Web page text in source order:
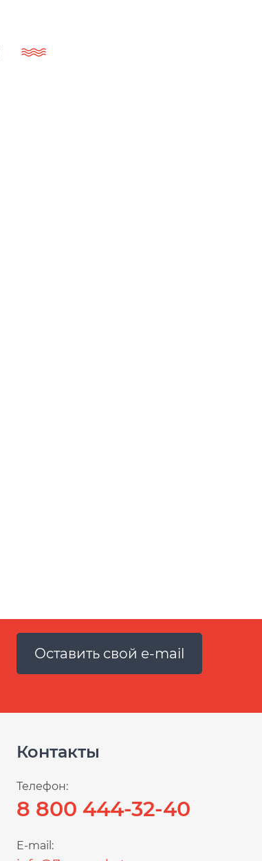
Оставить свой e-mail
Контакты
Телефон:
8 800 444-32-40
E-mail: